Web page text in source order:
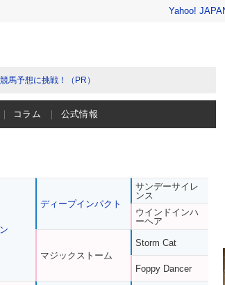
Yahoo!
馬予想に挑戦！（PR）
コラム 公式情報
ディープインパクト
マジックストーム
サンデーサイレ
ンス
ウインドインハ
ーヘア
Storm Cat
Foppy Dancer